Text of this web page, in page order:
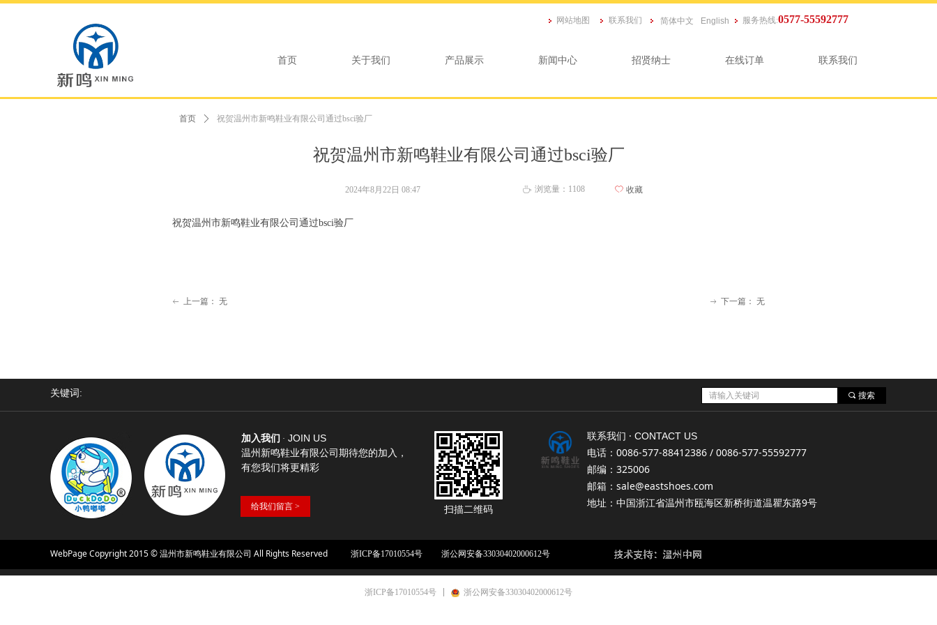
首页 关于我们 产品展示 新闻中心 招贤纳士 在线订单 联系我们
服务热线:0577-55592777
联系我们
网站地图 简体中文 English
祝贺温州市新鸣鞋业有限公司通过bsci验厂
首页 ꄲ 祝贺温州市新鸣鞋业有限公司通过bsci验厂
祝贺温州市新鸣鞋业有限公司通过bsci验厂
2024年8月22日 08:47 ꄘ 浏览量： 1108 ꄀ 收藏
ꂃ 上一篇： 无 ꁹ 下一篇： 无
WebPage Copyright 2015 © 温州市新鸣鞋业有限公司 All Rights Reserved 浙ICP备17010554号 浙公网安备33030402000612号
关键词: 끠 搜索
加入我们 · JOIN US
温州新鸣鞋业有限公司期待您的加入，
有您我们将更精彩
给我们留言 > 扫描二维码
联系我们 · CONTACT US
电话：0086-577-88412386 / 0086-577-55592777
邮编：325006
邮箱：sale@eastshoes.com
地址：中国浙江省温州市瓯海区新桥街道温瞿东路9号
浙ICP备17010554号 浙公网安备33030402000612号